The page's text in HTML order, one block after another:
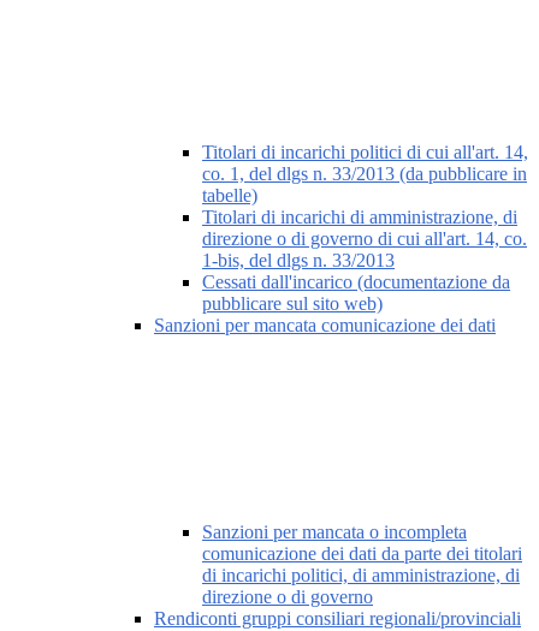
Titolari di incarichi politici di cui all'art. 14,
co. 1, del dlgs n. 33/2013 (da pubblicare in
tabelle)
Titolari di incarichi di amministrazione, di
direzione o di governo di cui all'art. 14, co.
1-bis, del dlgs n. 33/2013
Cessati dall'incarico (documentazione da
pubblicare sul sito web)
Sanzioni per mancata comunicazione dei dati
Sanzioni per mancata o incompleta
comunicazione dei dati da parte dei titolari
di incarichi politici, di amministrazione, di
direzione o di governo
Rendiconti gruppi consiliari regionali/provinciali